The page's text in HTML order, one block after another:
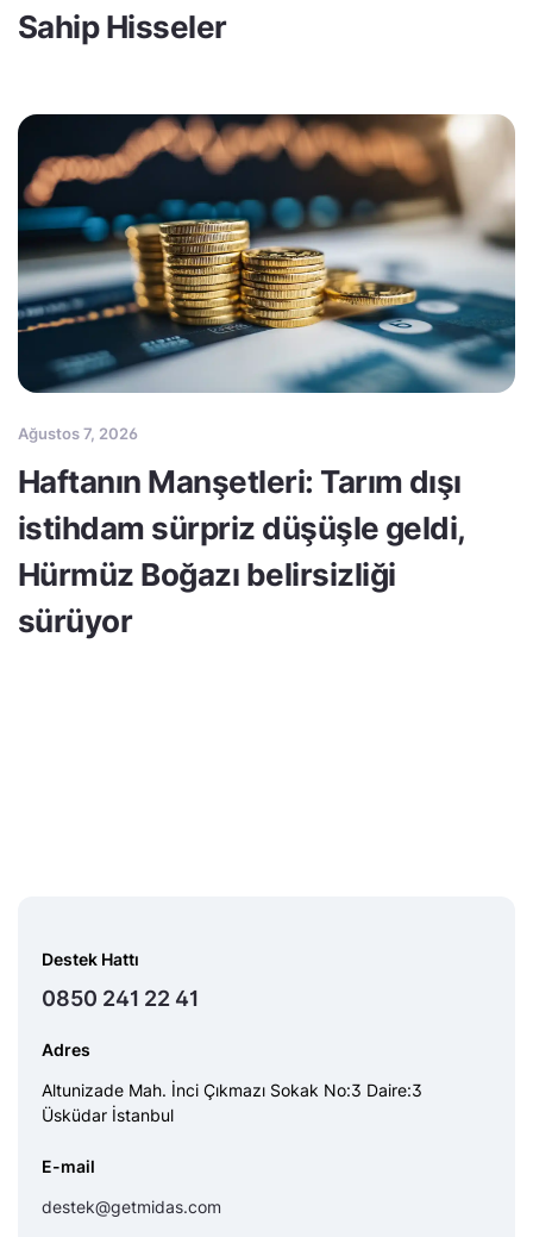
Sahip Hisseler
Ağustos 7, 2026
Haftanın Manşetleri: Tarım dışı
istihdam sürpriz düşüşle geldi,
Hürmüz Boğazı belirsizliği
sürüyor
Destek Hattı
0850 241 22 41
Adres
Altunizade Mah. İnci Çıkmazı Sokak No:3 Daire:3
Üsküdar İstanbul
E-mail
destek@getmidas.com